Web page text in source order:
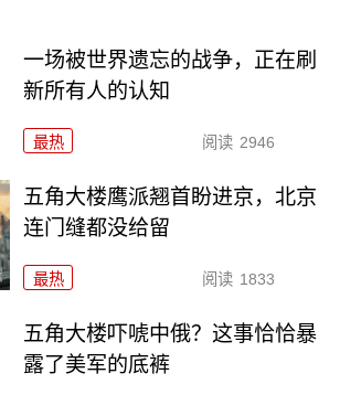
一场被世界遗忘的战争，正在刷
新所有人的认知
最热 阅读 2946
五角大楼鹰派翘首盼进京，北京
连门缝都没给留
最热 阅读 1833
五角大楼吓唬中俄？这事恰恰暴
露了美军的底裤